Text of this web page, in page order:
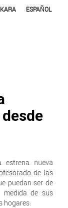
ESPAÑOL
estrena nueva
de las
puedan ser de
medida de sus
hogares.